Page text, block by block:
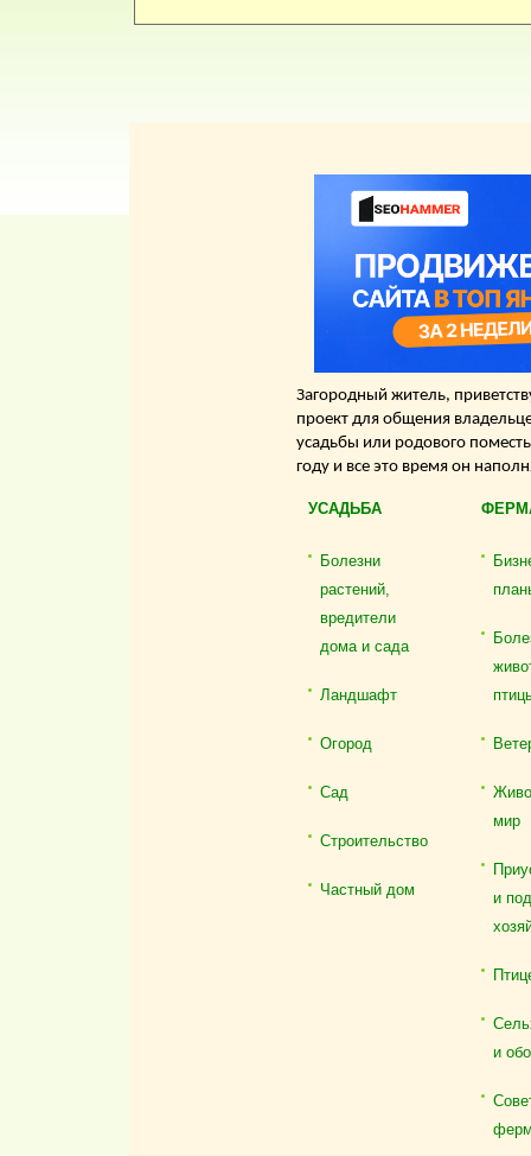
Загородный житель,
проект для общения
усадьбы или родового
году и все это время он
УСАДЬБА
Болезни
растений,
вредители
дома и сада
Ландшафт
Огород
Сад
Строительство
Частный дом
мир
и
и